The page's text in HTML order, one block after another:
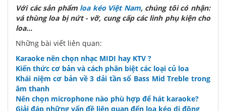
Với các sản phẩm loa kéo Việt Nam, chúng tôi có nhận:
vá thùng loa bị nứt - vỡ, cung cấp các linh phụ kiện cho
loa...
Những bài viết liên quan:
Karaoke nên chọn nhạc MIDI hay KTV ?
Kiến thức cơ bản và cách phân biệt các loại củ loa
Khái niệm cơ bản về 3 dải tần số Bass Mid Treble trong
âm thanh
Nên chọn microphone nào phù hợp để hát karaoke?
Giải đáp những vấn đề liên quan đến loa kéo di động